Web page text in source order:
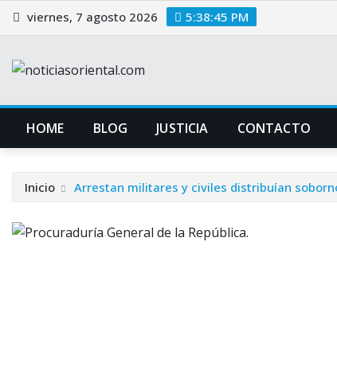
Saltar
al
viernes, 7 agosto 2026 5:38:46 PM
HOME BLOG JUSTICIA CONTACTO
Inicio Arrestan militares y civiles distribuían